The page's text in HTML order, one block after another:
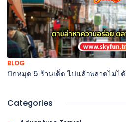
BLOG
ปักหมุด 5 ร้านเด็ด ไปแล้วพลาดไม่ได้
Categories